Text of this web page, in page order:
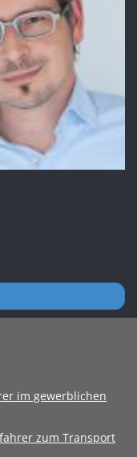
im gewerblichen
zum Transport